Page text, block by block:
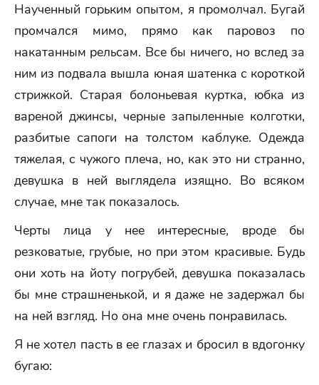
Наученный горьким опытом, я промолчал. Бугай
промчался мимо, прямо как паровоз по
накатанным рельсам. Все бы ничего, но вслед за
ним из подвала вышла юная шатенка с короткой
стрижкой. Старая болоньевая куртка, юбка из
вареной джинсы, черные запыленные колготки,
разбитые сапоги на толстом каблуке. Одежда
тяжелая, с чужого плеча, но, как это ни странно,
девушка в ней выглядела изящно. Во всяком
случае, мне так показалось.
Черты лица у нее интересные, вроде бы
резковатые, грубые, но при этом красивые. Будь
они хоть на йоту погрубей, девушка показалась
бы мне страшненькой, и я даже не задержал бы
на ней взгляд. Но она мне очень понравилась.
Я не хотел пасть в ее глазах и бросил в вдогонку
бугаю: